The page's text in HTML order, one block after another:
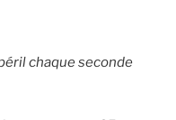
chaque seconde